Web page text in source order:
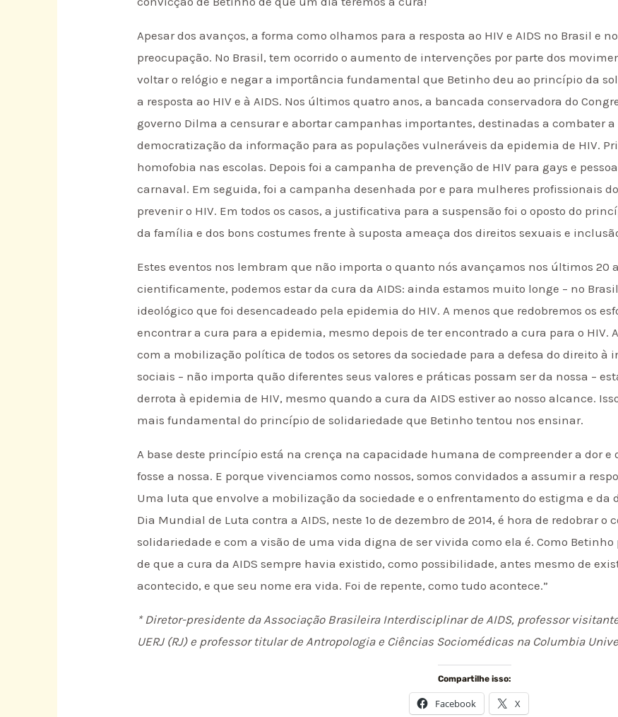
Apesar dos avanços, a forma como olhamos para a resposta ao HIV e AIDS no Brasil e
preocupação. No Brasil, tem ocorrido o aumento de intervenções por parte dos
voltar o relógio e negar a importância fundamental que Betinho deu ao princípio da
a resposta ao HIV e à AIDS. Nos últimos quatro anos, a bancada conservadora do
governo Dilma a censurar e abortar campanhas importantes, destinadas a combater a
democratização da informação para as populações vulneráveis da epidemia de HIV.
homofobia nas escolas. Depois foi a campanha de prevenção de HIV para gays e
carnaval. Em seguida, foi a campanha desenhada por e para mulheres profissionais
prevenir o HIV. Em todos os casos, a justificativa para a suspensão foi o oposto do
da família e dos bons costumes frente à suposta ameaça dos direitos sexuais e
Estes eventos nos lembram que não importa o quanto nós avançamos nos últimos 20
cientificamente, podemos estar da cura da AIDS: ainda estamos muito longe – no
ideológico que foi desencadeado pela epidemia do HIV. A menos que redobremos os
encontrar a cura para a epidemia, mesmo depois de ter encontrado a cura para o HIV.
com a mobilização política de todos os setores da sociedade para a defesa do direito à
sociais – não importa quão diferentes seus valores e práticas possam ser da nossa –
derrota à epidemia de HIV, mesmo quando a cura da AIDS estiver ao nosso alcance.
mais fundamental do princípio de solidariedade que Betinho tentou nos ensinar.
A base deste princípio está na crença na capacidade humana de compreender a dor e
fosse a nossa. E porque vivenciamos como nossos, somos convidados a assumir a
Uma luta que envolve a mobilização da sociedade e o enfrentamento do estigma e da
Dia Mundial de Luta contra a AIDS, neste 1º de dezembro de 2014, é hora de redobrar
solidariedade e com a visão de uma vida digna de ser vivida como ela é. Como
de que a cura da AIDS sempre havia existido, como possibilidade, antes mesmo de
acontecido, e que seu nome era vida. Foi de repente, como tudo acontece.”
* Diretor-presidente da Associação Brasileira Interdisciplinar de AIDS, professor
UERJ (RJ) e professor titular de Antropologia e Ciências Sociomédicas na Columbia
Compartilhe isso:
Facebook X